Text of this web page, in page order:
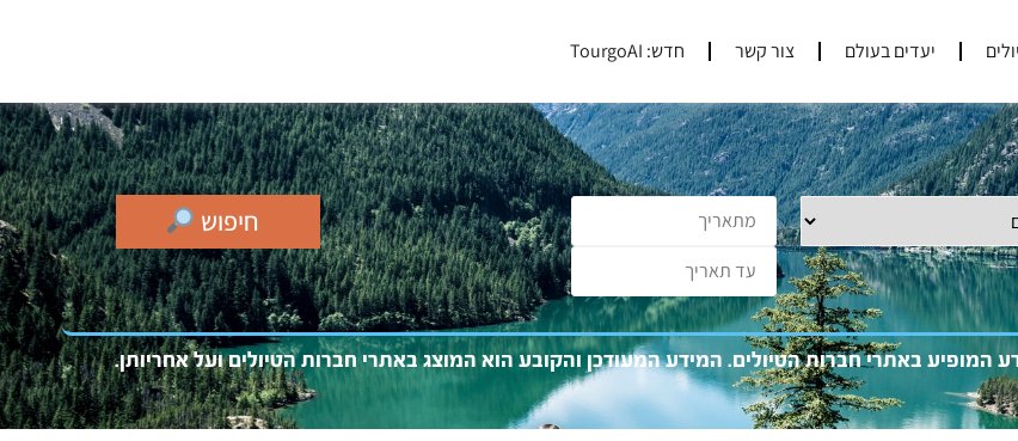
יעדים בעולם צור קשר חדש: TourgoAI
חיפוש
המופיע באתרי חברות הטיולים. המידע המעודכן והקובעהוא המוצג באתרי חברות הטיולים ועל אחריותן.